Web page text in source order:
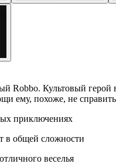
Культовый герой
ему, похоже, не
приключениях
в общей сложности
веселья